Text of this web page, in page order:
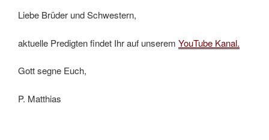
Liebe Brüder und Schwestern,
aktuelle Predigten findet Ihr auf unserem YouTube Kanal.
Gott segne Euch,
P. Matthias